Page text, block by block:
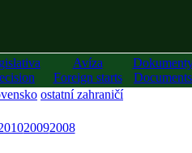
Avíza
Foreign starts
Documents
ostatní zahraničí
20092008